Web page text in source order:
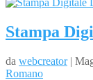
Stampa
da webcreator|
Romano